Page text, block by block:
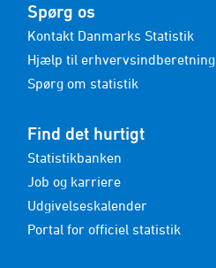
Spørg os
Kontakt Danmarks Statistik
Hjælp til erhvervsindberetning
Spørg om statistik
Find det hurtigt
Statistikbanken
Job og karriere
Udgivelseskalender
Portal for officiel statistik